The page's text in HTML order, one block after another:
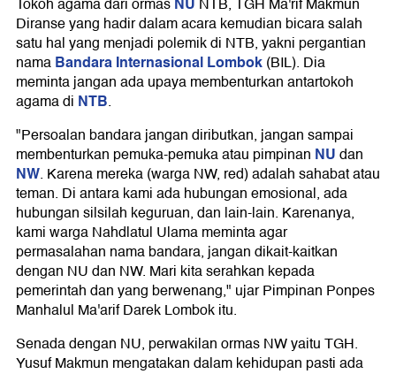
Tokoh agama dari ormas
NTB, TGH Ma'rif Makmun
Diranse yang hadir dalam acara kemudian bicara salah
satu hal yang menjadi polemik di NTB, yakni pergantian
namaBandara Internasional Lombok(BIL). Dia
meminta jangan ada upaya membenturkan antartokoh
agama di NTB.
"Persoalan bandara jangan diributkan, jangan sampai
membenturkan pemuka-pemuka atau pimpinan NUdan
NW. Karena mereka (warga NW, red) adalah sahabat atau
teman. Di antara kami ada hubungan emosional, ada
hubungan silsilah keguruan, dan lain-lain. Karenanya,
kami warga Nahdlatul Ulama meminta agar
permasalahan nama bandara, jangan dikait-kaitkan
dengan NU dan NW. Mari kita serahkan kepada
pemerintah dan yang berwenang," ujar Pimpinan Ponpes
Manhalul Ma'arif Darek Lombok itu.
Senada dengan NU, perwakilan ormas NW yaitu TGH.
Yusuf Makmun mengatakan dalam kehidupan pasti ada